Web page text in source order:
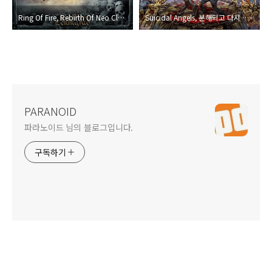
Ring Of Fire, Rebirth Of Neo Classical Metal Suicidal Angels, 분해되고 다시 정리되어 진군하는 스래쉬메틀
PARANOID
파라노이드 님의 블로그입니다.
구독하기